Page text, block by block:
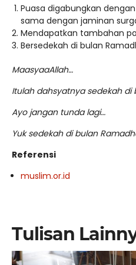
Puasa digabungkan
sama dengan jaminan
Mendapatkan tambahan
Bersedekah di bulan
MaasyaaAllah…
Itulah dahsyatnya sedekah di
Ayo jangan tunda lagi…
Yuk sedekah di bulan
Referensi
muslim.or.id
Tulisan